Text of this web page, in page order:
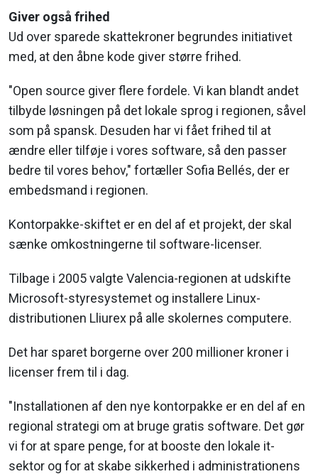
Giver også frihed
Ud over sparede skattekroner begrundes initiativet
med, at den åbne kode giver større frihed.
"Open source giver flere fordele. Vi kan blandt andet
tilbyde løsningen på det lokale sprog i regionen, såvel
som på spansk. Desuden har vi fået frihed til at
ændre eller tilføje i vores software, så den passer
bedre til vores behov," fortæller Sofia Bellés, der er
embedsmand i regionen.
Kontorpakke-skiftet er en del af et projekt, der skal
sænke omkostningerne til software-licenser.
Tilbage i 2005 valgte Valencia-regionen at udskifte
Microsoft-styresystemet og installere Linux-
distributionen Lliurex på alle skolernes computere.
Det har sparet borgerne over 200 millioner kroner i
licenser frem til i dag.
"Installationen af den nye kontorpakke er en del af en
regional strategi om at bruge gratis software. Det gør
vi for at spare penge, for at booste den lokale it-
sektor og for at skabe sikkerhed i administrationens